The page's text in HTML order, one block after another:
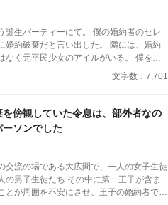
誕生パーティーにて。 僕の婚約者のセレ
婚約破棄だと言い出した。 隣には、婚約
なく元平民少女のアイルがいる。 僕を断
僕は涙を流す。 でも、実はこれに
。 知らないのは、アイルだけ………。 さ
文字数：7,701
を傍観していた令息は、部外者なの
ーソンでした
交流の場である大広間で、一人の女子生徒
の男子生徒たち その中に第一王子が含ま
とが周囲を不安にさせ、王子の婚約者であ